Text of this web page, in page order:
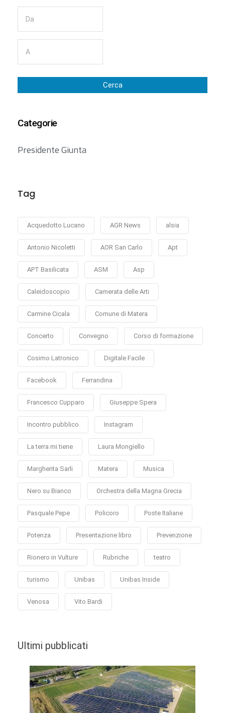
Cerca
Categorie
Presidente Giunta
Tag
Acquedotto Lucano AGR News alsia
Antonio Nicoletti AOR San Carlo Apt
APT Basilicata ASM Asp
Caleidoscopio Camerata delle Arti
Carmine Cicala Comune di Matera
Concerto Convegno Corso di formazione
Cosimo Latronico Digitale Facile
Facebook Ferrandina
Francesco Cupparo Giuseppe Spera
Incontro pubblico Instagram
La terra mi tiene Laura Mongiello
Margherita Sarli Matera Musica
Nero su Bianco Orchestra della Magna Grecia
Pasquale Pepe Policoro Poste Italiane
Potenza Presentazione libro Prevenzione
Rionero in Vulture Rubriche teatro
turismo Unibas Unibas Inside
Venosa Vito Bardi
Ultimi pubblicati